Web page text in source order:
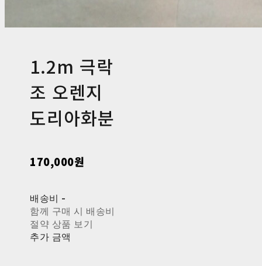
1.2m 극락
조 오렌지
도리아화분
170,000원
배송비 -
함께 구매 시 배송비
절약 상품 보기
추가 금액